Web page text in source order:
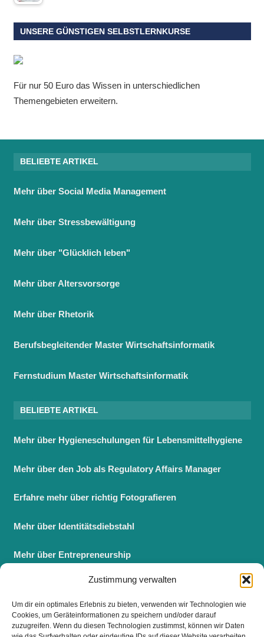
Zustimmung verwalten
Um dir ein optimales Erlebnis zu bieten, verwenden wir Technologien wie
Cookies, um Geräteinformationen zu speichern und/oder darauf
zuzugreifen. Wenn du diesen Technologien zustimmst, können wir Daten
UNSERE GÜNSTIGEN SELBSTLERNKURSE
Für nur 50 Euro das Wissen in unterschiedlichen
Themengebieten erweitern.
BELIEBTE ARTIKEL
Mehr über Social Media Management
Mehr über Stressbewältigung
Mehr über "Glücklich leben"
Mehr über Altersvorsorge
Mehr über Rhetorik
Berufsbegleitender Master Wirtschaftsinformatik
Fernstudium Master Wirtschaftsinformatik
BELIEBTE ARTIKEL
Mehr über Hygieneschulungen für Lebensmittelhygiene
Mehr über den Job als Regulatory Affairs Manager
Erfahre mehr über richtig Fotografieren
Mehr über Identitätsdiebstahl
Mehr über Entrepreneurship
Berufsbegleitender Master BWL
Fernstudium Master BWL